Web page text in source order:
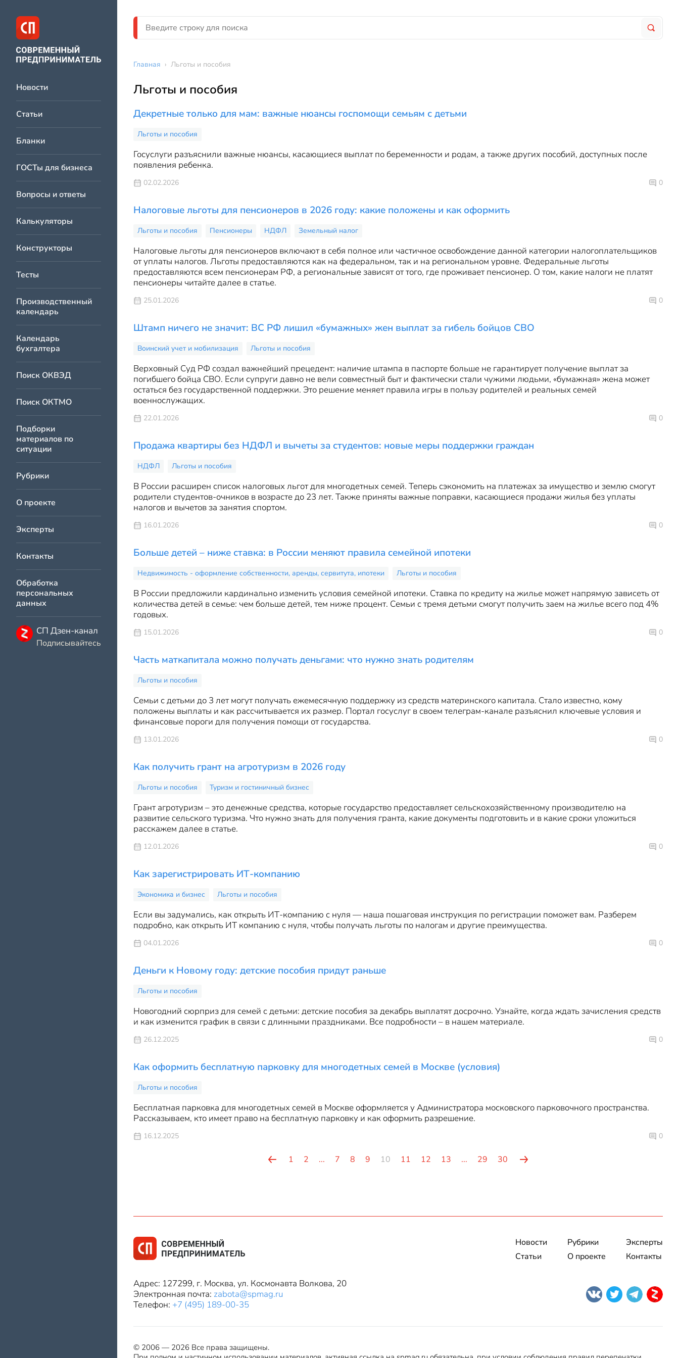
Новости
Статьи
Бланки
ГОСТы для бизнеса
Вопросы и ответы
Калькуляторы
Конструкторы
Тесты
Производственный
календарь
Календарь
бухгалтера
Поиск ОКВЭД
Поиск ОКТМО
Подборки
материалов по
ситуации
Рубрики
О проекте
Эксперты
Контакты
Обработка
персональных
данных
СП Дзен-канал
Подписывайтесь
Главная › Льготы и пособия
Льготы и пособия
Декретные только для мам: важные нюансы госпомощи семьям с детьми
Льготы и пособия
Госуслуги разъяснили важные нюансы, касающиеся выплат по беременности и родам, а также других пособий, доступных после
появления ребенка.
02.02.2026 0
Налоговые льготы для пенсионеров в 2026 году: какие положены и как оформить
Льготы и пособия Пенсионеры НДФЛ Земельный налог
Налоговые льготы для пенсионеров включают в себя полное или частичное освобождение данной категории налогоплательщиков
от уплаты налогов. Льготы предоставляются как на федеральном, так и на региональном уровне. Федеральные льготы
предоставляются всем пенсионерам РФ, а региональные зависят от того, где проживает пенсионер. О том, какие налоги не платят
пенсионеры читайте далее в статье.
25.01.2026 0
Штамп ничего не значит: ВС РФ лишил «бумажных» жен выплат за гибель бойцов СВО
Воинский учет и мобилизация Льготы и пособия
Верховный Суд РФ создал важнейший прецедент: наличие штампа в паспорте больше не гарантирует получение выплат за
погибшего бойца СВО. Если супруги давно не вели совместный быт и фактически стали чужими людьми, «бумажная» жена может
остаться без государственной поддержки. Это решение меняет правила игры в пользу родителей и реальных семей
военнослужащих.
22.01.2026 0
Продажа квартиры без НДФЛ и вычеты за студентов: новые меры поддержки граждан
НДФЛ Льготы и пособия
В России расширен список налоговых льгот для многодетных семей. Теперь сэкономить на платежах за имущество и землю смогут
родители студентов-очников в возрасте до 23 лет. Также приняты важные поправки, касающиеся продажи жилья без уплаты
налогов и вычетов за занятия спортом.
16.01.2026 0
Больше детей – ниже ставка: в России меняют правила семейной ипотеки
Недвижимость - оформление собственности, аренды, сервитута, ипотеки Льготы и пособия
В России предложили кардинально изменить условия семейной ипотеки. Ставка по кредиту на жилье может напрямую зависеть от
количества детей в семье: чем больше детей, тем ниже процент. Семьи с тремя детьми смогут получить заем на жилье всего под 4%
годовых.
15.01.2026 0
Часть маткапитала можно получать деньгами: что нужно знать родителям
Льготы и пособия
Семьи с детьми до 3 лет могут получать ежемесячную поддержку из средств материнского капитала. Стало известно, кому
положены выплаты и как рассчитывается их размер. Портал госуслуг в своем телеграм-канале разъяснил ключевые условия и
финансовые пороги для получения помощи от государства.
13.01.2026 0
Как получить грант на агротуризм в 2026 году
Льготы и пособия Туризм и гостиничный бизнес
Грант агротуризм – это денежные средства, которые государство предоставляет сельскохозяйственному производителю на
развитие сельского туризма. Что нужно знать для получения гранта, какие документы подготовить и в какие сроки уложиться
расскажем далее в статье.
12.01.2026 0
Как зарегистрировать ИТ-компанию
Экономика и бизнес Льготы и пособия
Если вы задумались, как открыть ИТ-компанию с нуля — наша пошаговая инструкция по регистрации поможет вам. Разберем
подробно, как открыть ИТ компанию с нуля, чтобы получать льготы по налогам и другие преимущества.
04.01.2026 0
Деньги к Новому году: детские пособия придут раньше
Льготы и пособия
Новогодний сюрприз для семей с детьми: детские пособия за декабрь выплатят досрочно. Узнайте, когда ждать зачисления средств
и как изменится график в связи с длинными праздниками. Все подробности – в нашем материале.
26.12.2025 0
Как оформить бесплатную парковку для многодетных семей в Москве (условия)
Льготы и пособия
Бесплатная парковка для многодетных семей в Москве оформляется у Администратора московского парковочного пространства.
Рассказываем, кто имеет право на бесплатную парковку и как оформить разрешение.
16.12.2025 0
1 2 ... 7 8 9 10 11 12 13 ... 29 30
Новости
Статьи
Рубрики
О проекте
Эксперты
Контакты
Адрес: 127299, г. Москва, ул. Космонавта Волкова, 20
Электронная почта: zabota@spmag.ru
Телефон: +7 (495) 189-00-35
© 2006 — 2026 Все права защищены.